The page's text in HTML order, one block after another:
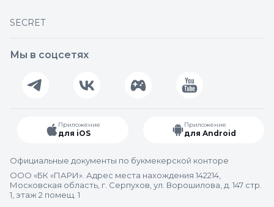
SECRET
Мы в соцсетях
Приложение
для iOS
Приложение
для Android
Официальные документы по букмекерской конторе
ООО «БК «ПАРИ». Адрес места нахождения 142214,
Московская область, г. Серпухов, ул. Ворошилова, д. 147 стр.
1, этаж 2 помещ. 1